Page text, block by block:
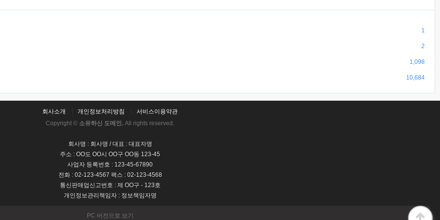
1
2
1,098
10,684
회사소개 개인정보처리방침
서비스이용약관
Copyright © 소유하신 도메인. All rights reserved.
회사명 : 회사명 / 대표 : 대표자명
주소 : OO도 OO시 OO구 OO동 123-45
사업자 등록번호 : 123-45-67890
전화 : 02-123-4567 팩스 : 02-123-4568
통신판매업신고번호 : 제 OO구 - 123호
개인정보관리책임자 : 정보책임자명
PC 버전으로 보기